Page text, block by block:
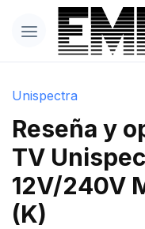
Unispectra
Reseña y
TV
12V/240V
(K)